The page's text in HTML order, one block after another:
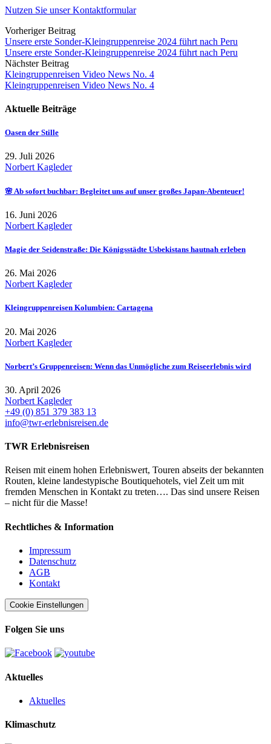
Nutzen Sie unser Kontaktformular
Vorheriger Beitrag
Unsere erste Sonder-Kleingruppenreise 2024 führt nach Peru
Unsere erste Sonder-Kleingruppenreise 2024 führt nach Peru
Nächster Beitrag
Kleingruppenreisen Video News No. 4
Kleingruppenreisen Video News No. 4
Aktuelle Beiträge
Oasen der Stille
29. Juli 2026
Norbert Kagleder
🌸 Ab sofort buchbar: Begleitet uns auf unser großes Japan-Abenteuer!
16. Juni 2026
Norbert Kagleder
Magie der Seidenstraße: Die Königsstädte Usbekistans hautnah erleben
26. Mai 2026
Norbert Kagleder
Kleingruppenreisen Kolumbien: Cartagena
20. Mai 2026
Norbert Kagleder
Norbert’s Gruppenreisen: Wenn das Unmögliche zum Reiseerlebnis wird
30. April 2026
Norbert Kagleder
+49 (0) 851 379 383 13
info@twr-erlebnisreisen.de
TWR Erlebnisreisen
Reisen mit einem hohen Erlebniswert, Touren abseits der bekannten
Routen, kleine landestypische Boutiquehotels, viel Zeit um mit
fremden Menschen in Kontakt zu treten…. Das sind unsere Reisen
– nicht für die Masse!
Rechtliches & Information
Impressum
Datenschutz
AGB
Kontakt
Cookie Einstellungen
Folgen Sie uns
Aktuelles
Aktuelles
Klimaschutz